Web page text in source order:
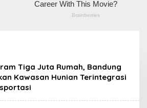
Tiga Juta Rumah, Bandung
Kawasan Hunian Terintegrasi